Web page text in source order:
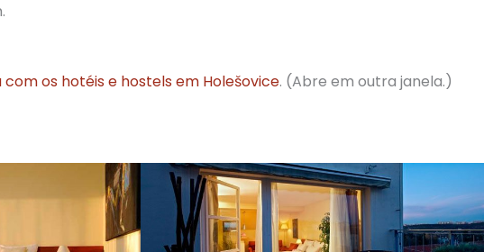
os hotéis e hostels em Holešovice. (Abre em outra janela.)